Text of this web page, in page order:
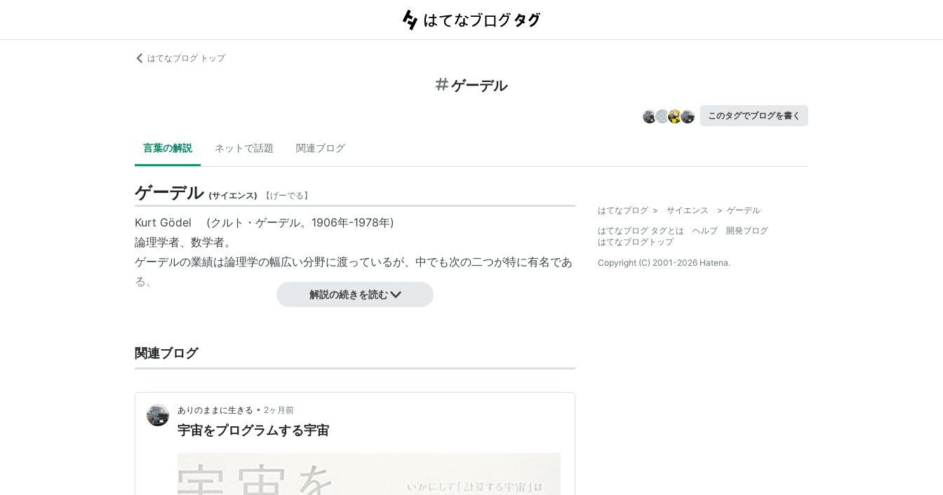
はてなブログ トップ
ゲーデル
このタグでブログを書く
言葉の解説 ネットで話題 関連ブログ
ゲーデル (サイエンス) 【げーでる】
Kurt Gödel (クルト・ゲーデル。1906年-1978年)
論理学者、数学者。
ゲーデルの業績は論理学の幅広い分野に渡っているが、中でも次の二つが特に有名であ
る。
完全性定理とは一階述語論理が、そこで証明可能な文の集合と、論理的に真（妥当）な
ルベルト・
Logik』において未解決問題として提出された問いに対する答えである。
なった言葉である事に注意されたい。これをごちゃまぜにしているが故に誤解をしてい
る事が意外と多いように思われる。不完全性定理における「完全」とは、その公理系の
解説の続きを読む
関連ブログ
ありのままに生きる • 2ヶ月前
宇宙をプログラムする宇宙
はてなブログ > サイエンス > ゲーデル
はてなブログ タグとは
ヘルプ
開発ブログ
はてなブログトップ
Copyright (C) 2001-2026 Hatena.